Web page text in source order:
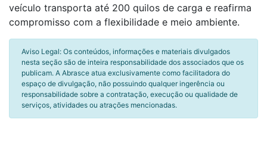
veículo transporta até 200 quilos de carga e reafirma
compromisso com a flexibilidade e meio ambiente.
Aviso Legal: Os conteúdos, informações e materiais divulgados
nesta seção são de inteira responsabilidade dos associados que os
publicam. A Abrasce atua exclusivamente como facilitadora do
espaço de divulgação, não possuindo qualquer ingerência ou
responsabilidade sobre a contratação, execução ou qualidade de
serviços, atividades ou atrações mencionadas.